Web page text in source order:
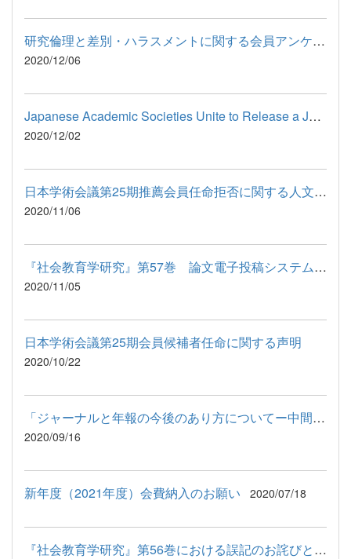
研究倫理と差別・ハラスメントに関する会員アンケート
2020/12/06
Japanese Academic Societies Unite to Release a Joint Statemen...
2020/12/02
日本学術会議第25期推薦会員任命拒否に関する人文・社会科学系学...
2020/11/06
『社会教育学研究』第57巻 論文電子投稿システム稼働のお知らせ
2020/11/05
⽇本学術会議第25期会員候補者任命に関する声明
2020/10/22
「ジャーナルと年報の今後のあり方についてー中間まとめー」に関...
2020/09/16
新年度（2021年度）会費納入のお願い 2020/07/18
『社会教育学研究』第56巻における誤記のお詫びと訂正版ファイル...